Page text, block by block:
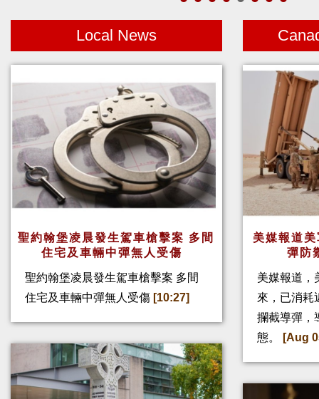
Local News
聖約翰堡凌晨發生駕車槍擊案 多間
住宅及車輛中彈無人受傷
聖約翰堡凌晨發生駕車槍擊案 多間
住宅及車輛中彈無人受傷 [10:27]
美媒報道
彈防
美媒報道，
來，已消耗
攔截導彈，
態。
[Aug